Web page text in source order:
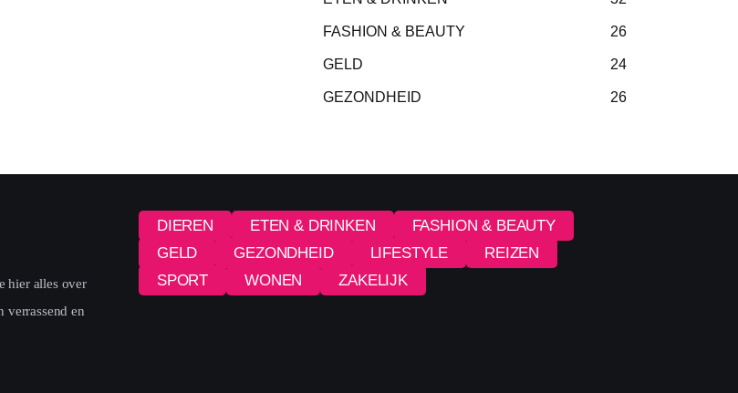
FASHION & BEAUTY 26
GELD 24
GEZONDHEID 26
hier alles over
verrassend en
DIEREN ETEN & DRINKEN
FASHION & BEAUTY
GELD
GEZONDHEID LIFESTYLE
REIZEN
SPORT
WONEN ZAKELIJK